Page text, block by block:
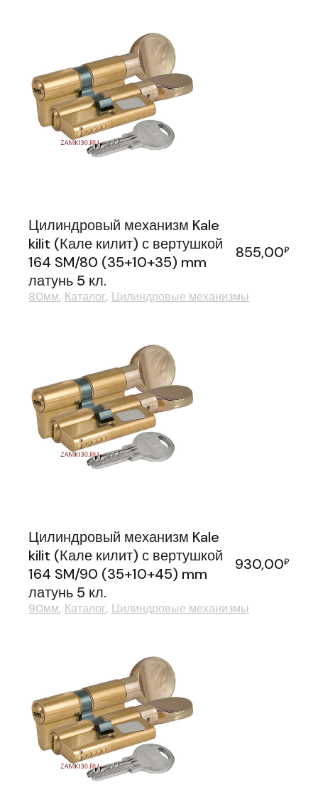
Цилиндровый механизм Kale
kilit (Кале килит) с вертушкой
164 SM/80 (35+10+35) mm
латунь 5 кл.
855,00₽
80мм Каталог Цилиндровые механизмы
Цилиндровый механизм Kale
kilit (Кале килит) с вертушкой
164 SM/90 (35+10+45) mm
латунь 5 кл.
930,00₽
90мм Каталог Цилиндровые механизмы